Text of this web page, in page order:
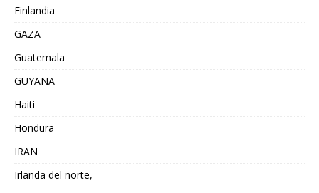
Finlandia
GAZA
Guatemala
GUYANA
Haiti
Hondura
IRAN
Irlanda del norte,